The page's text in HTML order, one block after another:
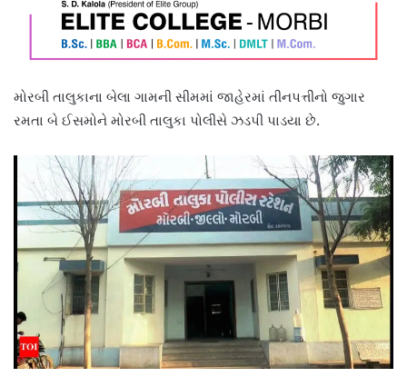
મોરબી તાલુકાના બેલા ગામની સીમમાં જાહેરમાં તીનપત્તીનો જુગાર
રમતા બે ઈસમોને મોરબી તાલુકા પોલીસે ઝડપી પાડયા છે.